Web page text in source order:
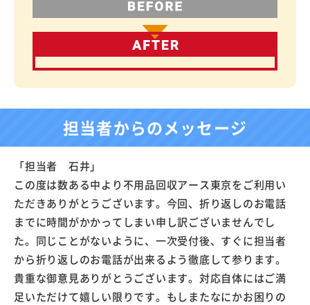
担当者からのメッセージ
「担当者 石井」
この度は数ある中より不用品回収アース東京をご利用い
ただきありがとうございます。今回、折り返しのお電話
までに時間がかかってしまい申し訳ございませんでし
た。同じことがないように、一次受付後、すぐに担当者
から折り返しのお電話が出来るよう徹底して参ります。
貴重な御意見ありがとうございます。対応自体にはご満
足いただけて嬉しい限りです。もしまたなにかお困りの